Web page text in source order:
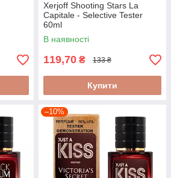
Xerjoff Shooting Stars La
Capitale - Selective Tester
60ml
В наявності
119,70 ₴ 133 ₴
Купити
–10%